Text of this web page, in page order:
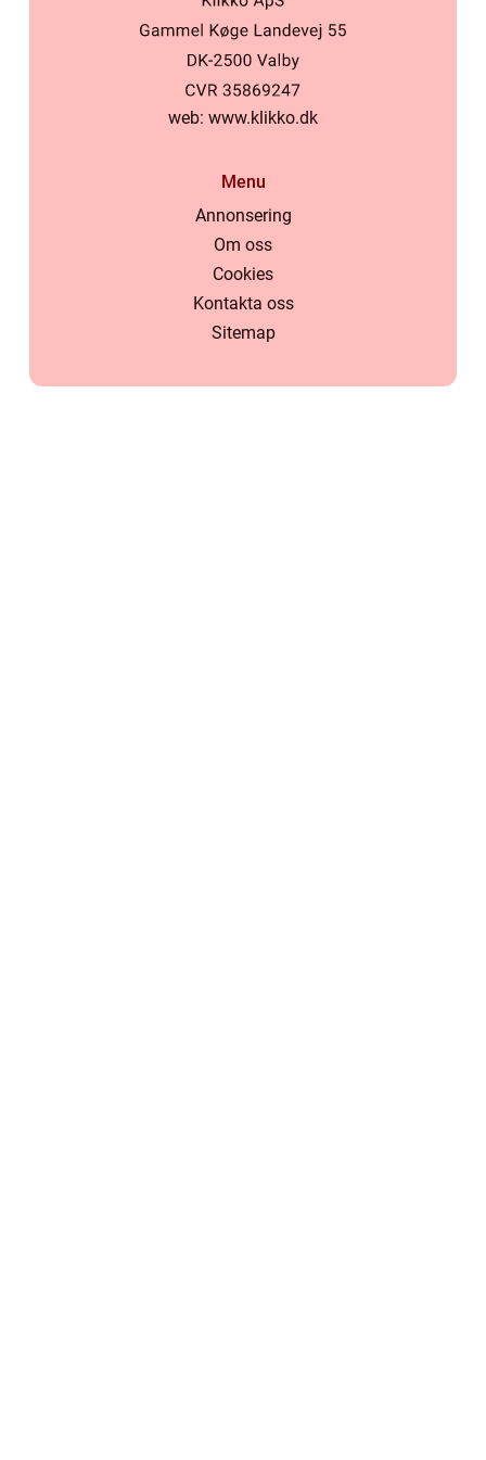
web: www.klikko.dk
Menu
Annonsering
Om oss
Cookies
Kontakta oss
Sitemap